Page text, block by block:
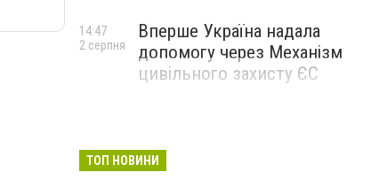
Вперше Україна надала
допомогу через Механізм
цивільного захисту ЄС
14:47
2 серпня
ТОП НОВИНИ